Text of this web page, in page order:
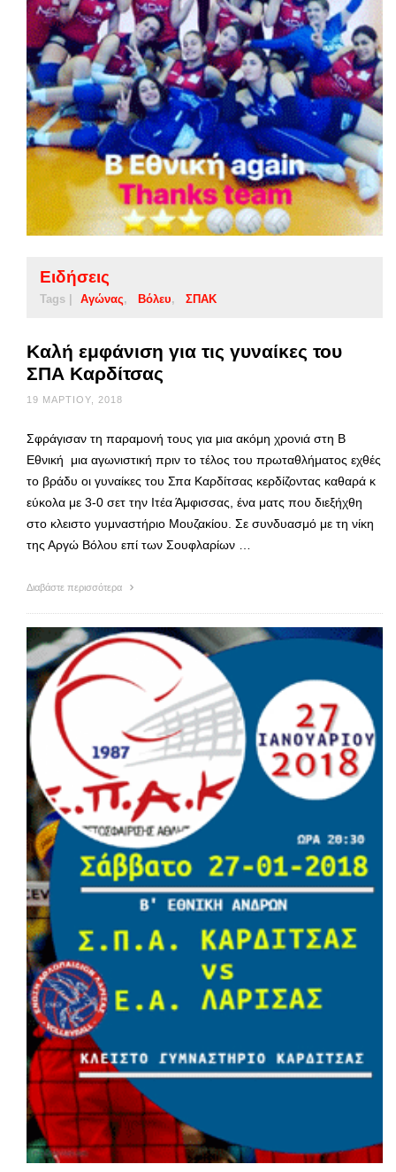
Ειδήσεις
Tags | Αγώνας Βόλευ ΣΠΑΚ
Καλή εμφάνιση για τις γυναίκες του
ΣΠΑ Καρδίτσας
19 ΜΑΡΤΊΟΥ, 2018
Σφράγισαν τη παραμονή τους για μια ακόμη χρονιά στη Β
Εθνική μια αγωνιστική πριν το τέλος του πρωταθλήματος εχθές
το βράδυ οι γυναίκες του Σπα Καρδίτσας κερδίζοντας καθαρά κ
εύκολα με 3-0 σετ την Ιτέα Άμφισσας, ένα ματς που διεξήχθη
στο κλειστο γυμναστήριο Μουζακίου. Σε συνδυασμό με τη νίκη
της Αργώ Βόλου επί των Σουφλαρίων …
Διαβάστε περισσότερα